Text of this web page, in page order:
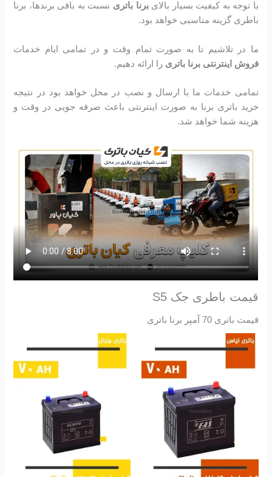
با توجه به کیفیت بسیار بالایبرنا باتری نسبت به باقی برندها، برنا
باطری گزینه مناسبی خواهد بود.
ما در تلاشیم تا به صورت تمام وقت و در تمامی ایام خدمات
فروش اینترنتی برنا باتری را ارائه دهیم.
تمامی خدمات ما با ارسال و نصب در محل خواهد بود در نتیجه
خرید باتری برنا به صورت اینترنتی باعث صرفه جویی در وقت و
هزینه شما خواهد شد.
قیمت باطری جک S5
قیمت باتری 70 آمپر برنا باتری